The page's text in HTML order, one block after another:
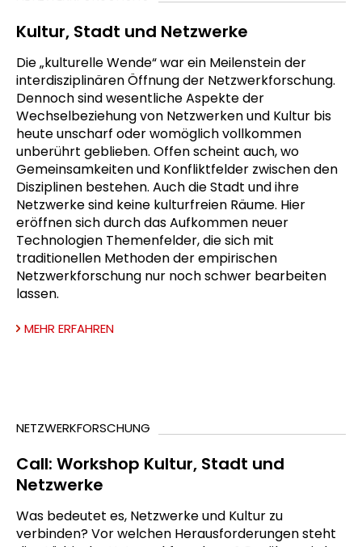
Kultur, Stadt und Netzwerke
Die „kulturelle Wende“ war ein Meilenstein der
interdisziplinären Öffnung der Netzwerkforschung.
Dennoch sind wesentliche Aspekte der
Wechselbeziehung von Netzwerken und Kultur bis
heute unscharf oder womöglich vollkommen
unberührt geblieben. Offen scheint auch, wo
Gemeinsamkeiten und Konfliktfelder zwischen den
Disziplinen bestehen. Auch die Stadt und ihre
Netzwerke sind keine kulturfreien Räume. Hier
eröffnen sich durch das Aufkommen neuer
Technologien Themenfelder, die sich mit
traditionellen Methoden der empirischen
Netzwerkforschung nur noch schwer bearbeiten
lassen.
MEHR ERFAHREN
NETZWERKFORSCHUNG
Call: Workshop Kultur, Stadt und
Netzwerke
Was bedeutet es, Netzwerke und Kultur zu
verbinden? Vor welchen Herausforderungen steht